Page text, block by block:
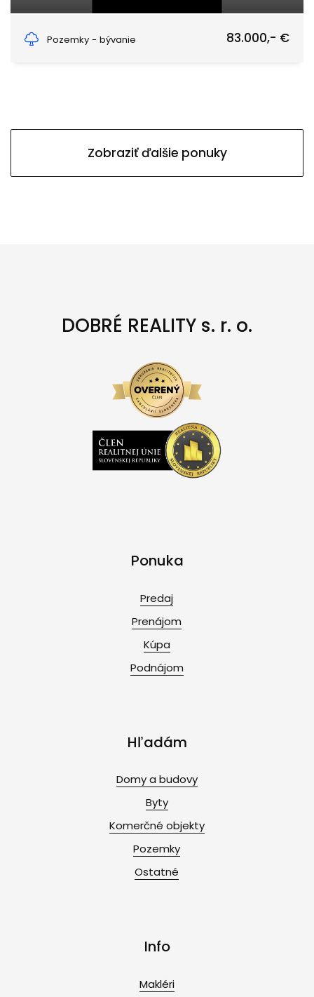
Pozemky - bývanie
83.000,- €
Zobraziť ďalšie ponuky
DOBRÉ REALITY s. r. o.
Ponuka
Predaj
Prenájom
Kúpa
Podnájom
Hľadám
Domy a budovy
Byty
Komerčné objekty
Pozemky
Ostatné
Info
Makléri